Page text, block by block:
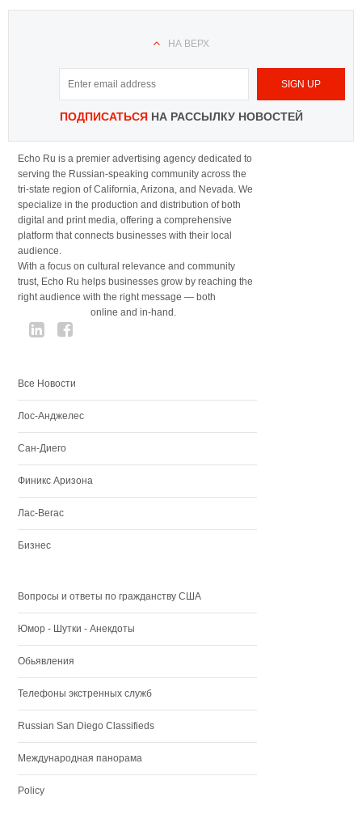
НА ВЕРХ
ПОДПИСАТЬСЯНА РАССЫЛКУ НОВОСТЕЙ
Echo Ru is a premier advertising agency dedicated to
serving the Russian-speaking community across the
tri-state region of California, Arizona, and Nevada. We
specialize in the production and distribution of both
digital and print media, offering a comprehensive
platform that connects businesses with their local
audience.
With a focus on cultural relevance and community
trust, Echo Ru helps businesses grow by reaching the
right audience with the right message — both
online and in-hand.
Все Новости
Лос-Анджелес
Сан-Диего
Финикс Аризона
Лас-Вегас
Бизнес
Вопросы и ответы по гражданству США
Юмор - Шутки - Анекдоты
Обьявления
Телефоны экстренных служб
Russian San Diego Classifieds
Международная панорама
Policy